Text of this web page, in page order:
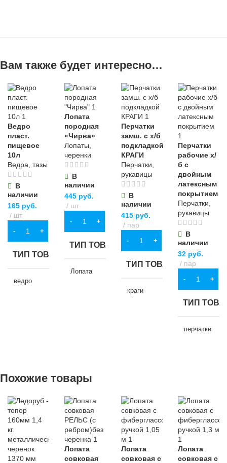
Вам также будет интересно…
Ведро
пласт.
пищевое
10л
Ведра, тазы
В
наличии
165 руб.
шт
В КОРЗИНУ
ТИП ТОВАРА
ведро
универсальные
МАТЕРИАЛ
Лопата
породная
«Чирва»
Лопаты,
черенки
В
наличии
445 руб.
шт
В КОРЗИНУ
ТИП ТОВАРА
Лопата
МАТЕРИАЛ
дерево
Перчатки
замш. с х/б
подкладкой
КРАГИ
Перчатки,
рукавицы
В
наличии
415 руб.
пар
В КОРЗИНУ
ТИП ТОВАРА
краги
универсальные
МАТЕРИАЛ
Перчатки
рабочие х/
б с
двойным
латексным
покрытием
Перчатки,
рукавицы
В
наличии
32 руб.
пар
В КОРЗИНУ
ТИП
перчатки
бытовых
ВИД
Похожие товары
Лопата
совковая
Лопата
совковая с
Лопата
совковая с